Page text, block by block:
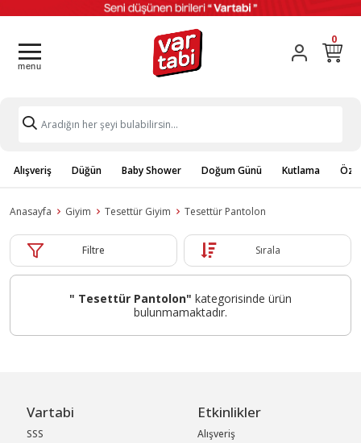
0
Alışveriş Düğün Baby Shower Doğum Günü Kutlama
Anasayfa Giyim Tesettür Giyim Tesettür Pantolon
Filtre Sırala
" Tesettür Pantolon" kategorisinde ürün
bulunmamaktadır.
Vartabi
SSS
Etkinlikler
Alışveriş